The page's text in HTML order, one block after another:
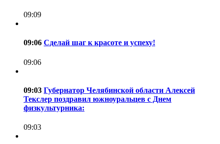
09:09
09:06 Сделай шаг к красоте и успеху!
09:06
09:03 Губернатор Челябинской области Алексей
Текслер поздравил южноуральцев с Днем
физкультурника:
09:03